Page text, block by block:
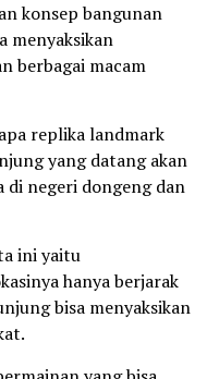
konsep bangunan
menyaksikan
berbagai macam
replika landmark
yang datang akan
di negeri dongeng dan
ini yaitu
hanya berjarak
bisa menyaksikan